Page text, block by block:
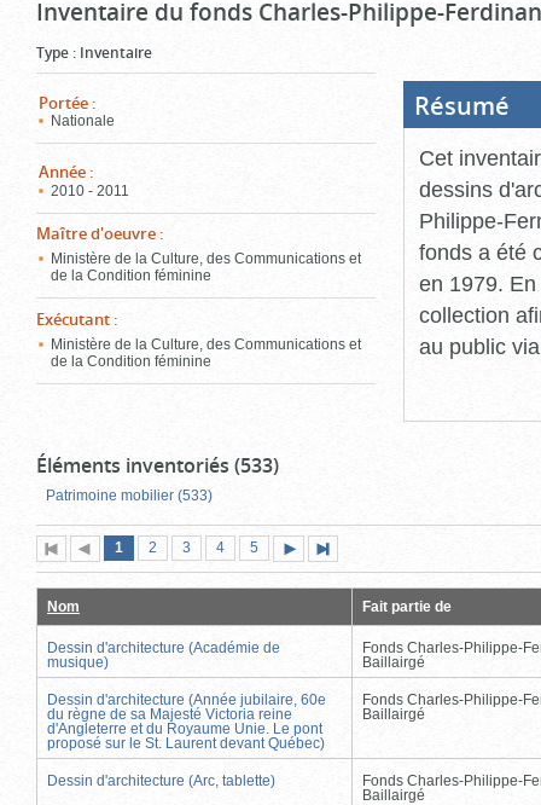
Inventaire du fonds Charles-Philippe-
Type : Inventaire
Portée :
Nationale
Année :
2010 - 2011
Maître d'oeuvre :
Ministère de la Culture, des Communications et
de la Condition féminine
Exécutant :
Ministère de la Culture, des Communications et
de la Condition féminine
Résumé
Cet
dessins
Philippe-
fonds a été
en 1979.
collection
au public
Éléments inventoriés (533)
Patrimoine mobilier (533)
Première
page
Page
précédente
Page
1 (page
actuelle)
Page
2 Page
3 Page
4 Page
5
suivante
page
Nom Fait partie de
Dessin d'architecture (Académie de
musique)
Fonds Charles-Philippe-
Baillairgé
Dessin d'architecture (Année jubilaire, 60e
du règne de sa Majesté Victoria reine
d'Angleterre et du Royaume Unie. Le pont
proposé sur le St. Laurent devant Québec)
Fonds Charles-Philippe-
Baillairgé
Dessin d'architecture (Arc, tablette)
Fonds Charles-Philippe-
Baillairgé